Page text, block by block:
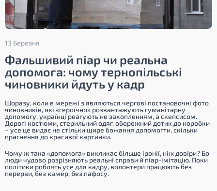
13 Березня
Фальшивий піар чи реальна
допомога: чому тернопільські
чиновники йдуть у кадр
Щоразу, коли в мережі з’являються чергові постановочні фото
чиновників, які «героїчно» розвантажують гуманітарну
допомогу, українці реагують не захопленням, а скепсисом.
Дорогі костюми, стерильний одяг, обережний дотик до коробки
– усе це видає не стільки щире бажання допомогти, скільки
прагнення до красивої картинки.
Чому ж така «допомога» викликає більше іронії, ніж довіри? Бо
люди чудово розрізняють реальні справи й піар-імітацію. Поки
політики роблять усе для кадру, волонтери працюють без
перерви, без камер, без пафосу.